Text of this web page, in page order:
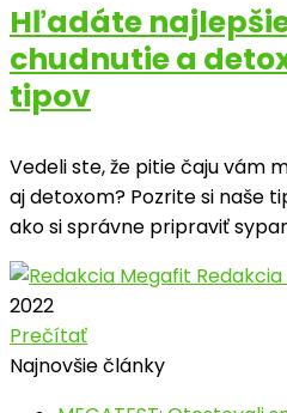
Hľadáte
chudnutie a
tipov
Vedeli ste, že pitie čaju vám
aj detoxom? Pozrite si naše
ako si správne pripraviť
2022
Prečítať
Najnovšie články